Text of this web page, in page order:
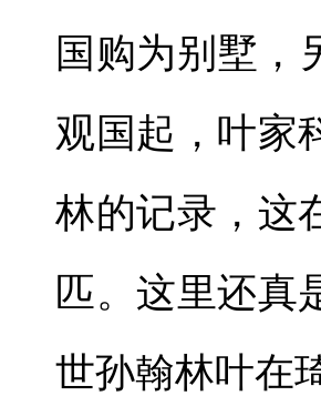
国购为别墅，
观国起，叶家
林的记录，这
匹。这里还真
世孙翰林叶在